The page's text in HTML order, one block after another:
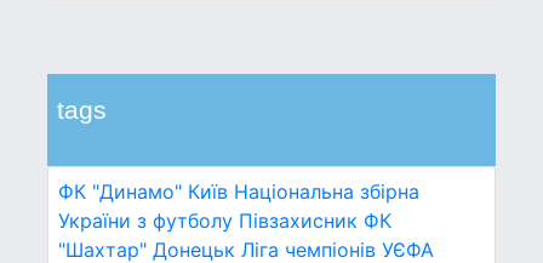
tags
ФК "Динамо" Київ Національна збірна
України з футболу Півзахисник ФК
"Шахтар" Донецьк Ліга чемпіонів УЄФА